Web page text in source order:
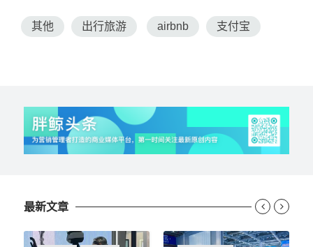
其他 出行旅游 airbnb 支付宝
最新文章  